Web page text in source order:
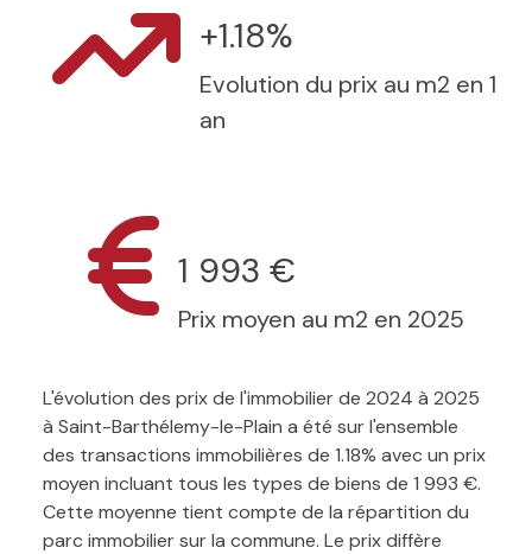
+1.18%
Evolution du prix au m2 en 1
an
1 993 €
Prix moyen au m2 en 2025
L'évolution des prix de l'immobilier de 2024 à 2025
à Saint-Barthélemy-le-Plain a été sur l'ensemble
des transactions immobilières de 1.18% avec un prix
moyen incluant tous les types de biens de 1 993 €.
Cette moyenne tient compte de la répartition du
parc immobilier sur la commune. Le prix diffère